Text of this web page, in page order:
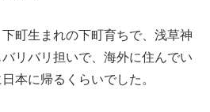
町生まれの下町育ちで、浅草神
リバリ担いで、海外に住んでい
本に帰るくらいでした。